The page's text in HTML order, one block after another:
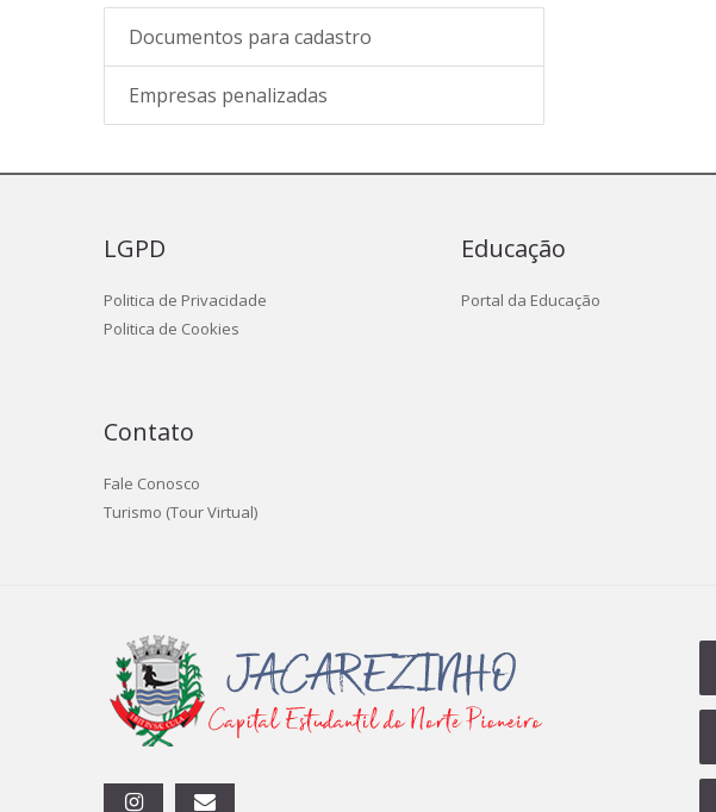
Documentos para cadastro
Empresas penalizadas
LGPD
Politica de Privacidade
Politica de Cookies
Educação
Portal da Educação
Contato
Fale Conosco
Turismo (Tour Virtual)